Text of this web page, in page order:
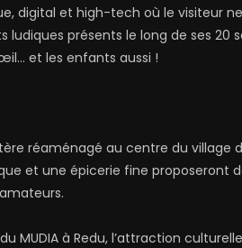
digital et high-tech où le visiteur
ludiques présents le long de ses 20
et les enfants aussi !
réaménagé au centre du village
et une épicerie fine proposeront
MUDIA à Redu, l’attraction